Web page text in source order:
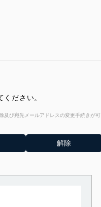
ださい。
び宛先メールアドレスの変更手続きが可